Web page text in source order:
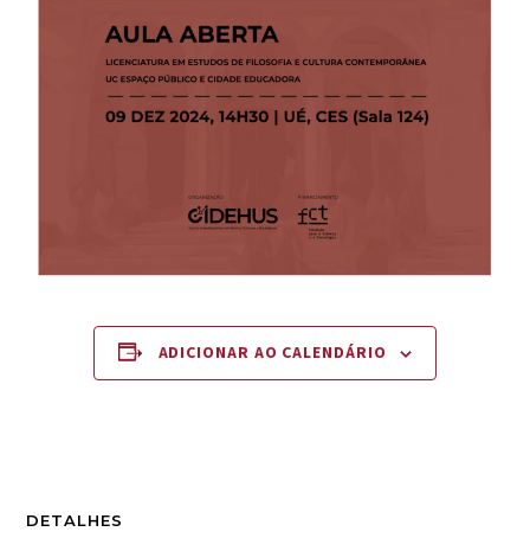
ADICIONAR AO CALENDÁRIO
DETALHES